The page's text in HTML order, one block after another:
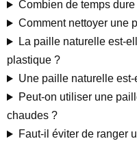
Combien de temps
Comment nettoyer une
La paille naturelle est-
plastique ?
Une paille naturelle
Peut-on utiliser une
chaudes ?
Faut-il éviter de ranger